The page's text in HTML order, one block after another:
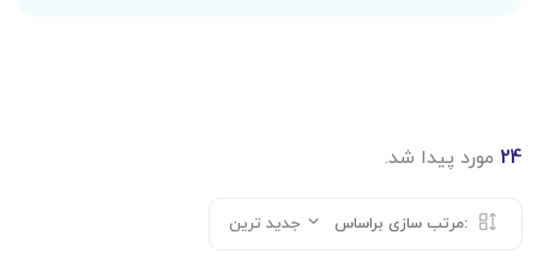
24 مورد پیدا شد.
مرتب سازی براساس: جدید ترین